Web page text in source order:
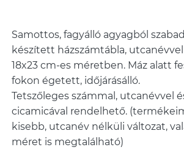
Samottos, fagyálló agyagból
készített házszámtábla,
18x23 cm-es méretben. Máz alatt
fokon égetett, időjárásálló.
Tetszőleges számmal, utcanévvel
cicamicával rendelhető.
kisebb, utcanév nélküli változat,
méret is megtalálható)